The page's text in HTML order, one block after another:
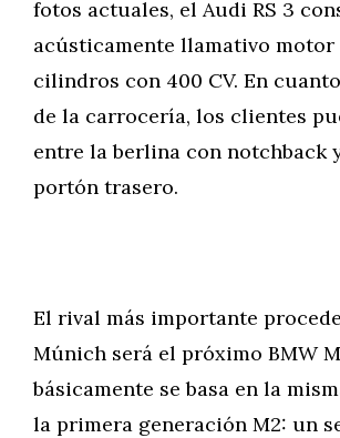
fotos actuales, el Audi RS 3
acústicamente llamativo motor
cilindros con 400 CV. En
de la carrocería, los clientes
entre la berlina con notchback
portón trasero.
El rival más importante
Múnich será el próximo BMW
básicamente se basa en la
la primera generación M2: un